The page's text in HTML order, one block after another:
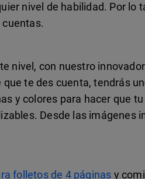
nivel de habilidad. Por
nivel, con nuestro
te des cuenta, tendrás
y colores para hacer que
Desde las imágenes
folletos de 4 páginas y